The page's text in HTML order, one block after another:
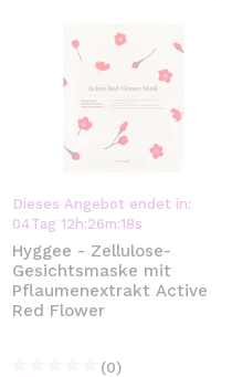
Dieses Angebot endet in:
04Tag 12 h:26m:18s
Hyggee - Zellulose-
Gesichtsmaske mit
Pflaumenextrakt Active
Red Flower
(0)